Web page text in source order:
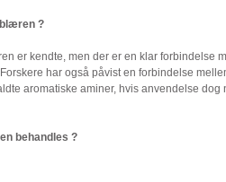
?
er kendte, men der er en klar forbindelse
har også påvist en forbindelse
aromatiske aminer, hvis anvendelse dog
behandles ?